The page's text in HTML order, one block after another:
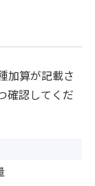
加算が記載さ
確認してくだ